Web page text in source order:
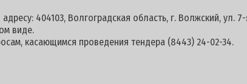
404103, Волгоградская область, г. Волжский, ул.
виде.
касающимся проведения тендера (8443) 24-02-34.